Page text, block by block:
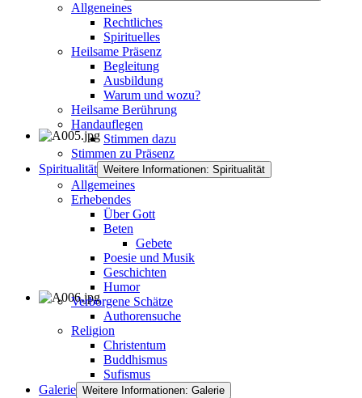
Allgeneines
Rechtliches
Spirituelles
Heilsame Präsenz
Begleitung
Ausbildung
Warum und wozu?
Heilsame Berührung
Handauflegen
Stimmen dazu
Stimmen zu Präsenz
Spiritualität Weitere Informationen: Spiritualität
Allgemeines
Erhebendes
Über Gott
Beten
Gebete
Poesie und Musik
Geschichten
Humor
Verborgene Schätze
Authorensuche
Religion
Christentum
Buddhismus
Sufismus
Galerie Weitere Informationen: Galerie